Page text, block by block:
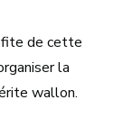
de cette
la
wallon.